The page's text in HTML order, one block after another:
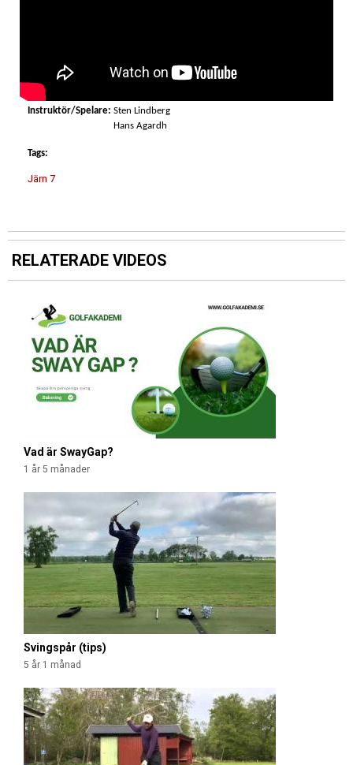
Instruktör/Spelare: Sten Lindberg
Hans Agardh
Tags:
Järn 7
RELATERADE VIDEOS
Vad är SwayGap?
1 år 5 månader
Svingspår (tips)
5 år 1 månad